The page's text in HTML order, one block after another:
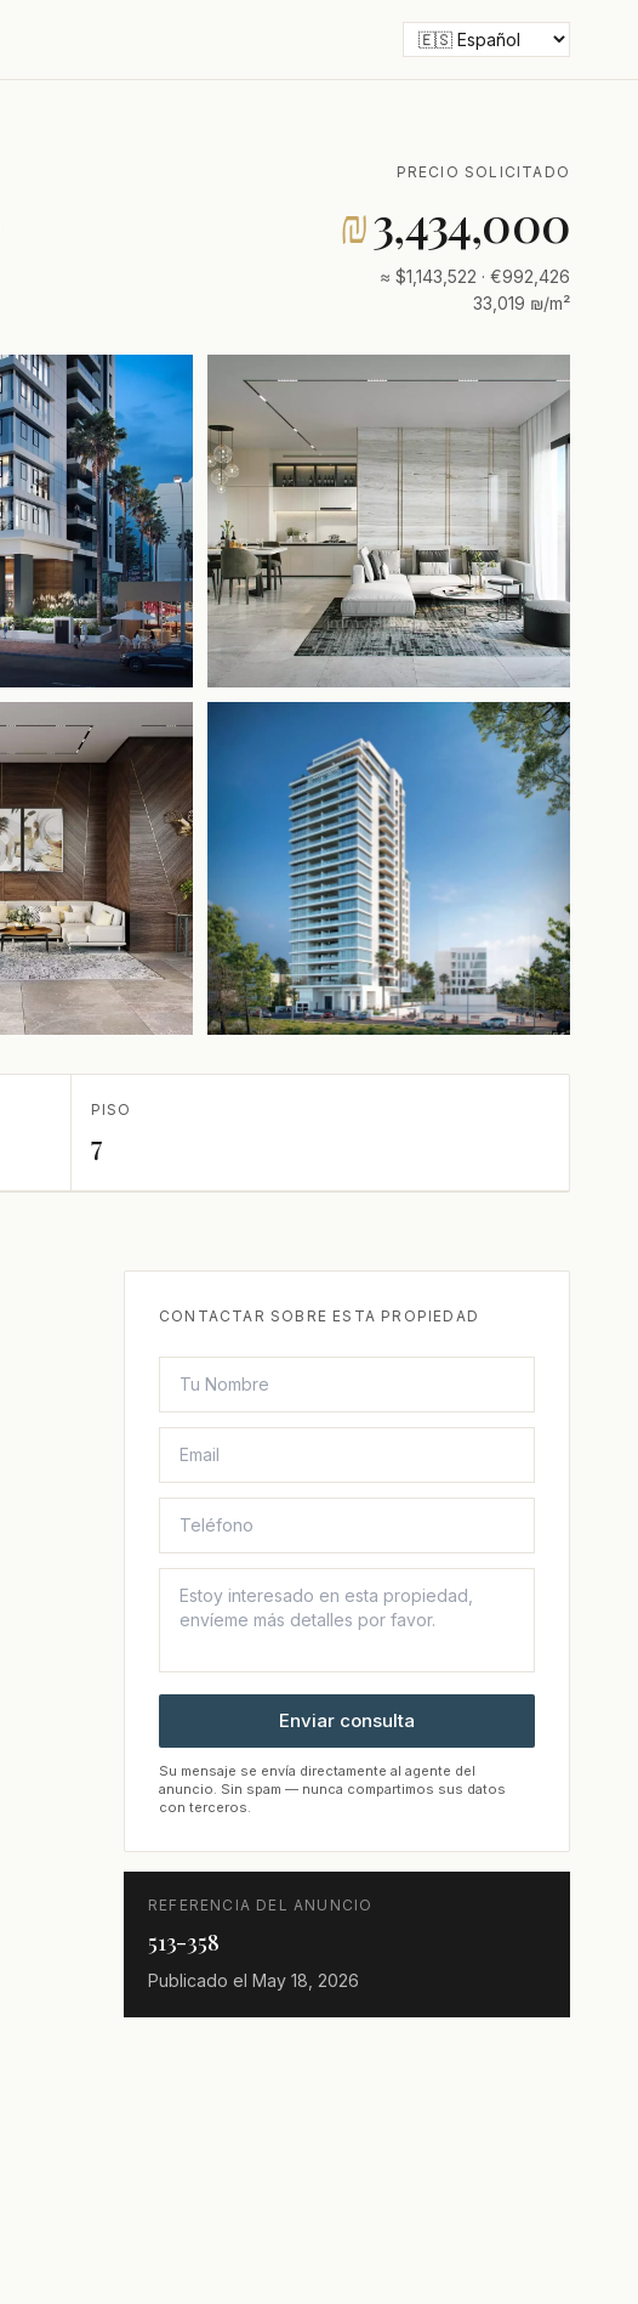
PRECIO SOLICITADO
₪3,434,000
≈ $1,143,522 · €992,426
33,019 ₪/m²
PISO
7
CONTACTAR SOBRE ESTA PROPIEDAD
Enviar consulta
Su mensaje se envía directamente al agente del
anuncio. Sin spam — nunca compartimos sus datos
con terceros.
REFERENCIA DEL ANUNCIO
513-358
Publicado el May 18, 2026